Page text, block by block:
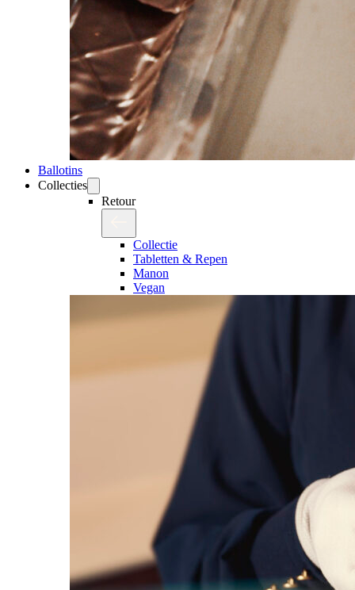
Ballotins
Collecties
Retour
Collectie
Tabletten & Repen
Manon
Vegan